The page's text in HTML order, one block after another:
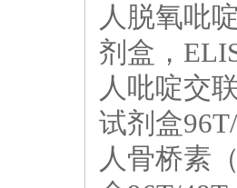
人脱氧吡
剂盒，
人吡啶交
试剂盒
人骨桥素